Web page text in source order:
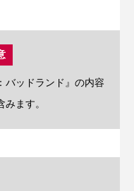
バッドランド』の内容
みます。